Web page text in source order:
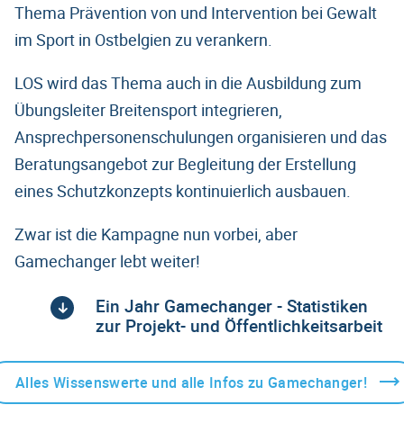
Thema Prävention von und Intervention bei Gewalt
im Sport in Ostbelgien zu verankern.
LOS wird das Thema auch in die Ausbildung zum
Übungsleiter Breitensport integrieren,
Ansprechpersonenschulungen organisieren und das
Beratungsangebot zur Begleitung der Erstellung
eines Schutzkonzepts kontinuierlich ausbauen.
Zwar ist die Kampagne nun vorbei, aber
Gamechanger lebt weiter!
Ein Jahr Gamechanger - Statistiken
zur Projekt- und Öffentlichkeitsarbeit
Alles Wissenswerte und alle Infos zu Gamechanger!